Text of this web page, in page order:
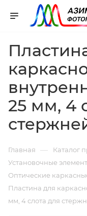
25 мм, 4
Главная — Каталог
Установочные
Оптические
Пластина для
мм, 4 слота для